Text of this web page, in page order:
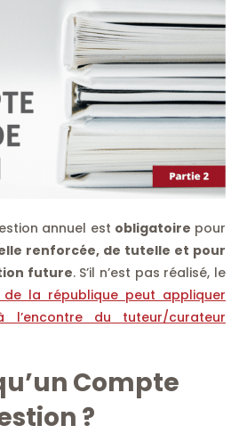
annuel est obligatoire pour
renforcée, de tutelle et pour
future. S’il n’est pas réalisé, le
la république peut appliquer
l’encontre du tuteur/curateur
Compte
?